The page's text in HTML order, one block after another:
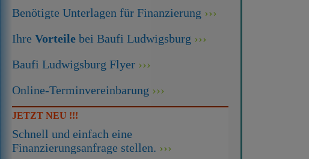
Benötigte Unterlagen für Finanzierung
Ihre Vorteile bei Baufi Ludwigsburg
Baufi Ludwigsburg Flyer
Online-Terminvereinbarung
JETZT NEU !!!
Schnell und einfach eine
Finanzierungsanfrage stellen.